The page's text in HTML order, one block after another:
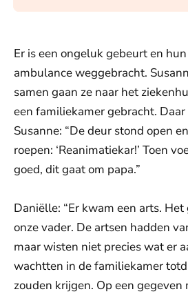
Er is een ongeluk gebeurt en
ambulance weggebracht.
samen gaan ze naar het
een familiekamer gebracht.
Susanne: “De deur stond open
roepen: ‘Reanimatiekar!’ Toen
goed, dit gaat om papa.”
Daniëlle: “Er kwam een arts.
onze vader. De artsen hadden
maar wisten niet precies wat er
wachtten in de familiekamer
zouden krijgen. Op een